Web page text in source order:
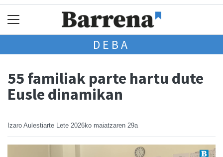
DEBA
55 familiak parte hartu dute
Eusle dinamikan
Izaro Aulestiarte Lete 2026ko maiatzaren 29a